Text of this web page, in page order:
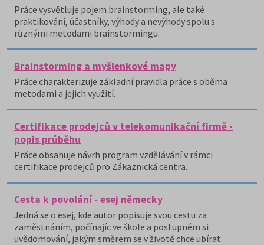
Práce vysvětluje pojem brainstorming, ale také
praktikování, účastníky, výhody a nevýhody spolu s
různými metodami brainstormingu.
Brainstorming a myšlenkové mapy
Práce charakterizuje základní pravidla práce s oběma
metodami a jejich využití.
Certifikace prodejců v telekomunikační firmě -
popis průběhu
Práce obsahuje návrh program vzdělávání v rámci
certifikace prodejců pro Zákaznická centra.
Cesta k povolání - esej německy
Jedná se o esej, kde autor popisuje svou cestu za
zaměstnáním, počínajíc ve škole a postupném si
uvědomování, jakým směrem se v životě chce ubírat.